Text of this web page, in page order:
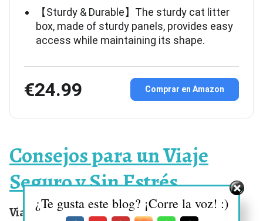
【Sturdy & Durable】The sturdy cat litter
box, made of sturdy panels, provides easy
access while maintaining its shape.
€24.99 Comprar en Amazon
Consejos para un Viaje
Seguro y Sin Estrés
Viajar con gatos puede ser una experiencia
¿Te gusta este blog? ¡Corre la voz! :)